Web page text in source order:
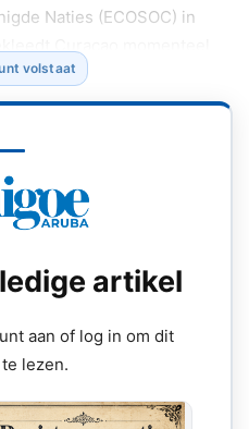
Naties (ECOSOC) in
volstaat
artikel
aan of log in om dit
lezen.